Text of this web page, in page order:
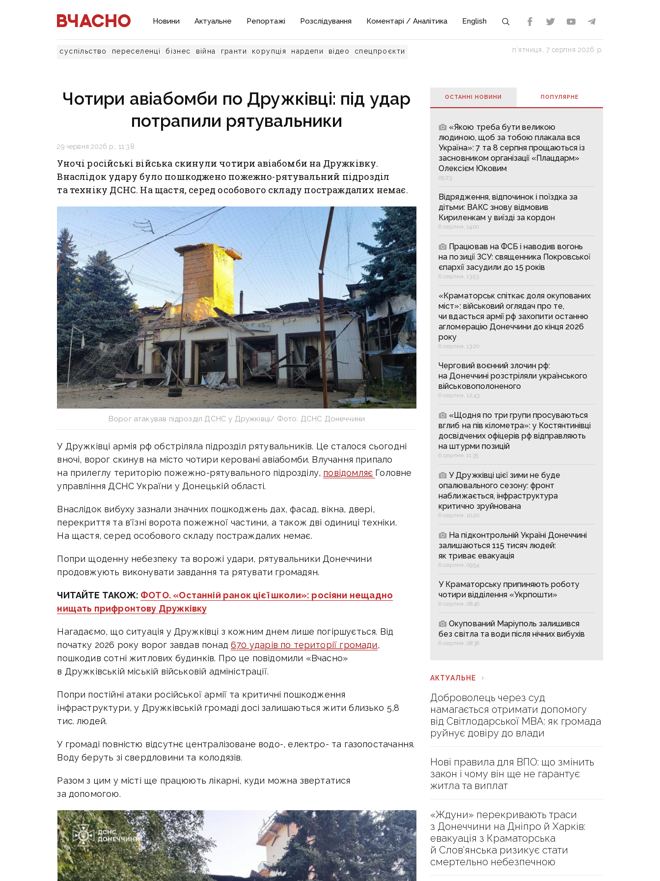
Новини Актуальне Репортажі Розслідування Коментарі / Аналітика English
суспільство переселенці бізнес війна гранти корупція нардепи відео спецпроєкти пʼятниця, 7 серпня 2026 р.
Чотири авіабомби по Дружківці: під удар
потрапили рятувальники
29 червня 2026 р., 11:38
Уночі російські війська скинули чотири авіабомби на Дружківку.
Внаслідок удару було пошкоджено пожежно-рятувальний підрозділ
та техніку ДСНС. На щастя, серед особового складу постраждалих немає.
Ворог атакував підрозділ ДСНС у Дружківці/ Фото: ДСНС Донеччини
У Дружківці армія рф обстріляла підрозділ рятувальників. Це сталося сьогодні
вночі, ворог скинув на місто чотири керовані авіабомби. Влучання припало
на прилеглу територію пожежно-рятувального підрозділу, повідомляє Головне
управління ДСНС України у Донецькій області.
Внаслідок вибуху зазнали значних пошкоджень дах, фасад, вікна, двері,
перекриття та в'їзні ворота пожежної частини, а також дві одиниці техніки.
На щастя, серед особового складу постраждалих немає.
Попри щоденну небезпеку та ворожі удари, рятувальники Донеччини
продовжують виконувати завдання та рятувати громадян.
ЧИТАЙТЕ ТАКОЖ: ФОТО. «Останній ранок цієї школи»: росіяни нещадно
нищать прифронтову Дружківку
Нагадаємо, що ситуація у Дружківці з кожним днем лише погіршується. Від
початку 2026 року ворог завдав понад670 ударів по території громади,
пошкодив сотні житлових будинків. Про це повідомили «Вчасно»
в Дружківській міській військовій адміністрації.
Попри постійні атаки російської армії та критичні пошкодження
інфраструктури, у Дружківській громаді досі залишаються жити близько 5,8
тис. людей.
У громаді повністю відсутнє централізоване водо-, електро- та газопостачання.
Воду беруть зі свердловини та колодязів.
Разом з цим у місті ще працюють лікарні, куди можна звертатися
за допомогою.
ОСТАННІ НОВИНИ ПОПУЛЯРНE
«Якою треба бути великою
людиною, щоб за тобою плакала вся
Україна»: 7 та 8 серпня прощаються із
засновником організації «Плацдарм»
Олексієм Юковим
05:23
Відрядження, відпочинок і поїздка за
дітьми: ВАКС знову відмовив
Кириленкам у виїзді за кордон
6 серпня, 14:00
Працював на ФСБ і наводив вогонь
на позиції ЗСУ: священника Покровської
єпархії засудили до 15 років
6 серпня, 13:53
«Краматорськ спіткає доля окупованих
міст»: військовий оглядач про те,
чи вдасться армії рф захопити останню
агломерацію Донеччини до кінця 2026
року
6 серпня, 13:20
Черговий воєнний злочин рф:
на Донеччині розстріляли українського
військовополоненого
6 серпня, 12:43
«Щодня по три групи просуваються
вглиб на пів кілометра»: у Костянтинівці
досвідчених офіцерів рф відправляють
на штурми позицій
6 серпня, 11:35
У Дружківці цієї зими не буде
опалювального сезону: фронт
наближається, інфраструктура
критично зруйнована
6 серпня, 10:20
На підконтрольній Україні Донеччині
залишаються 115 тисяч людей:
як триває евакуація
6 серпня, 09:54
У Краматорську припиняють роботу
чотири відділення «Укрпошти»
6 серпня, 08:46
Окупований Маріуполь залишився
без світла та води після нічних вибухів
6 серпня, 08:36
АКТУАЛЬНЕ
Доброволець через суд
намагається отримати допомогу
від Світлодарської МВА: як громада
руйнує довіру до влади
Нові правила для ВПО: що змінить
закон і чому він ще не гарантує
житла та виплат
«Ждуни» перекривають траси
з Донеччини на Дніпро й Харків:
евакуація з Краматорська
й Слов’янська ризикує стати
смертельно небезпечною